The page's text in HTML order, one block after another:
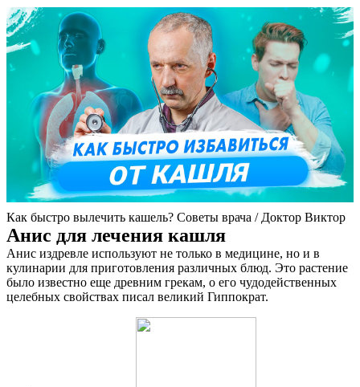
Как быстро вылечить кашель? Советы врача / Доктор Виктор
Анис для лечения кашля
Анис издревле используют не только в медицине, но и в
кулинарии для приготовления различных блюд. Это растение
было известно еще древним грекам, о его чудодейственных
целебных свойствах писал великий Гиппократ.